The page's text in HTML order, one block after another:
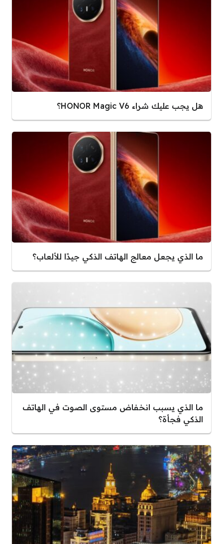
هل يجب عليك شراء HONOR Magic V6؟
ما الذي يجعل معالج الهاتف الذكي جيدًا للألعاب؟
ما الذي يسبب انخفاض مستوى الصوت في الهاتف
الذكي فجأة؟